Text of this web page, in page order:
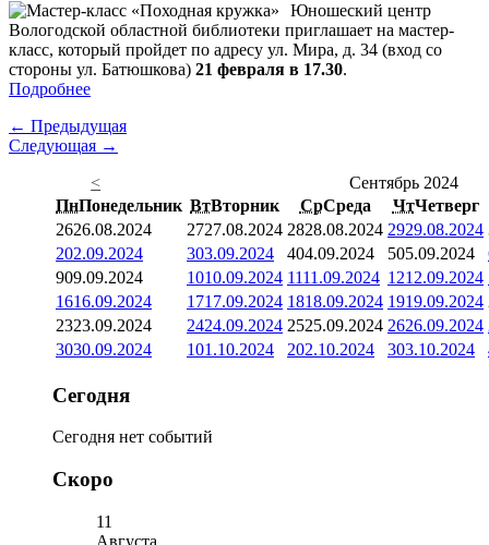
Юношеский центр
Вологодской областной библиотеки приглашает на мастер-
класс, который пройдет по адресу ул. Мира, д. 34 (вход со
стороны ул. Батюшкова) 21 февраля в 17.30.
Подробнее
← Предыдущая
Следующая →
<
Сентябрь 2024
ПнПонедельник ВтВторник СрСреда ЧтЧетверг
2626.08.2024 2727.08.2024 2828.08.2024 2929.08.2024
202.09.2024 303.09.2024 404.09.2024 505.09.2024
909.09.2024 1010.09.2024 1111.09.2024 1212.09.2024
1616.09.2024 1717.09.2024 1818.09.2024 1919.09.2024
2323.09.2024 2424.09.2024 2525.09.2024 2626.09.2024
3030.09.2024 101.10.2024 202.10.2024 303.10.2024
Сегодня
Сегодня нет событий
Скоро
11
Августа